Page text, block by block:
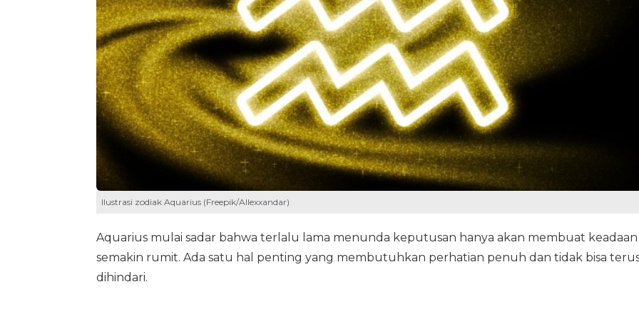
Ilustrasi zodiak Aquarius (Freepik/Allexxandar)
Aquarius mulai sadar bahwa terlalu lama menunda keputusan hanya akan membuat keadaan
semakin rumit. Ada satu hal penting yang membutuhkan perhatian penuh dan tidak bisa
dihindari.